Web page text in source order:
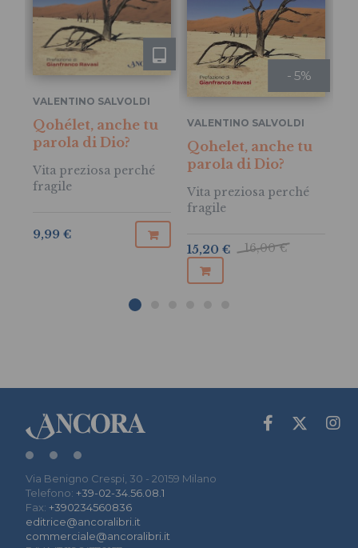
VALENTINO SALVOLDI
Qohélet, anche tu
parola di Dio?
Vita preziosa perché
fragile
9,99 €
- 5%
VALENTINO SALVOLDI
Qohelet, anche tu
parola di Dio?
Vita preziosa perché
fragile
16,00 €
15,20 €
Via Benigno Crespi, 30 - 20159 Milano
Telefono: +39-02-34.56.08.1
Fax: +390234560836
editrice@ancoralibri.it
commerciale@ancoralibri.it